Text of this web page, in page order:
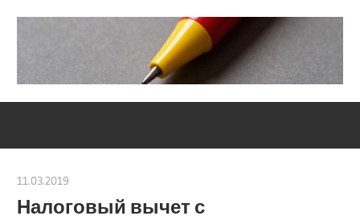
11.03.2019
Налоговый вычет с